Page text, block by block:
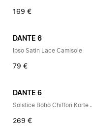
169 €
DANTE 6
Ipso Satin Lace Camisole
79 €
DANTE 6
Solstice Boho Chiffon Korte
269 €